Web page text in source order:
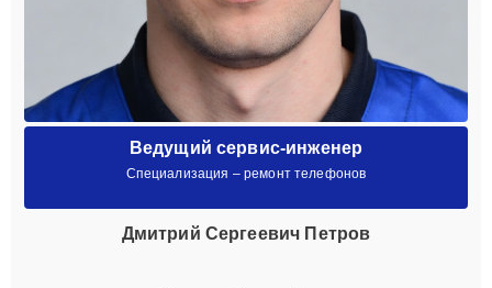
Ведущий сервис-инженер
Специализация – ремонт телефонов
Дмитрий Сергеевич Петров